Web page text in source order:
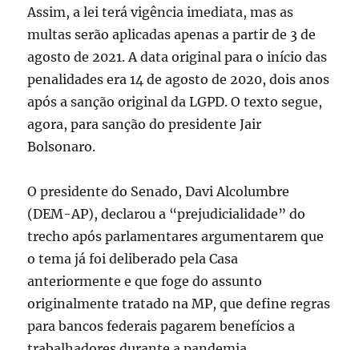
Assim, a lei terá vigência imediata, mas as
multas serão aplicadas apenas a partir de 3 de
agosto de 2021. A data original para o início das
penalidades era 14 de agosto de 2020, dois anos
após a sanção original da LGPD. O texto segue,
agora, para sanção do presidente Jair
Bolsonaro.
O presidente do Senado, Davi Alcolumbre
(DEM-AP), declarou a “prejudicialidade” do
trecho após parlamentares argumentarem que
o tema já foi deliberado pela Casa
anteriormente e que foge do assunto
originalmente tratado na MP, que define regras
para bancos federais pagarem benefícios a